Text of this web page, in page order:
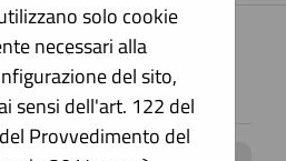
solo cookie
necessari alla
del sito,
sensi dell'art. 122 del
Provvedimento del
o atto